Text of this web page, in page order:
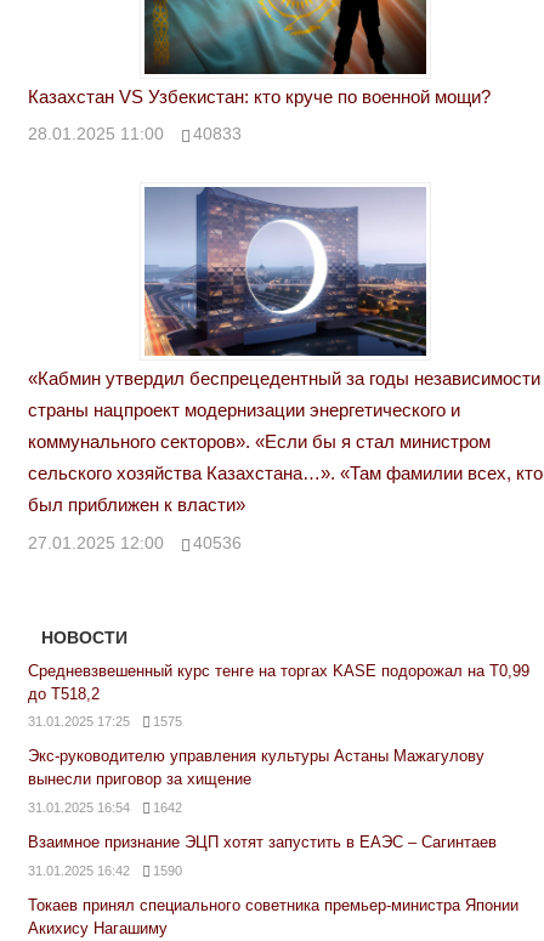
Казахстан VS Узбекистан: кто круче по военной мощи?
28.01.2025 11:00 40833
«Кабмин утвердил беспрецедентный за годы независимости
страны нацпроект модернизации энергетического и
коммунального секторов». «Если бы я стал министром
сельского хозяйства Казахстана…». «Там фамилии всех, кто
был приближен к власти»
27.01.2025 12:00 40536
НОВОСТИ
Средневзвешенный курс тенге на торгах KASE подорожал на Т0,99
до Т518,2
31.01.2025 17:25 1575
Экс-руководителю управления культуры Астаны Мажагулову
вынесли приговор за хищение
31.01.2025 16:54 1642
Взаимное признание ЭЦП хотят запустить в ЕАЭС – Сагинтаев
31.01.2025 16:42 1590
Токаев принял специального советника премьер-министра Японии
Акихису Нагашиму